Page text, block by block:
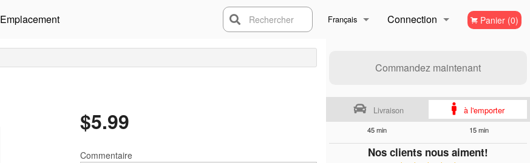
Emplacement Français
English
Connection Panier (0)
Rechercher
Commandez maintenant
Livraison à l'emporter
45 min 15 min
Nos clients nous aiment!
$5.99
Commentaire